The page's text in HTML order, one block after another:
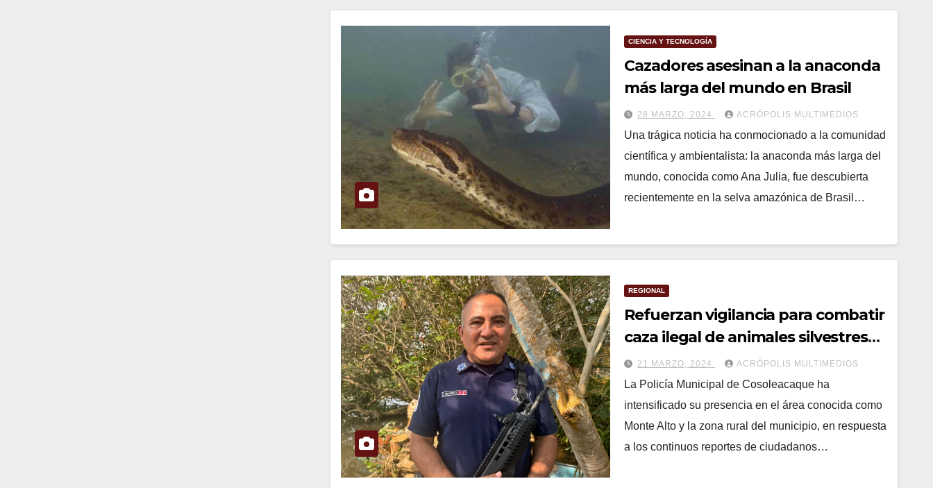
CIENCIA Y TECNOLOGÍA
Cazadores asesinan a la anaconda
más larga del mundo en Brasil
28 MARZO, 2024 ACRÓPOLIS MULTIMEDIOS
Una trágica noticia ha conmocionado a la comunidad
científica y ambientalista: la anaconda más larga del
mundo, conocida como Ana Julia, fue descubierta
recientemente en la selva amazónica de Brasil…
REGIONAL
Refuerzan vigilancia para combatir
caza ilegal de animales silvestres
en Cosoleacaque
21 MARZO, 2024 ACRÓPOLIS MULTIMEDIOS
La Policía Municipal de Cosoleacaque ha
intensificado su presencia en el área conocida como
Monte Alto y la zona rural del municipio, en respuesta
a los continuos reportes de ciudadanos…